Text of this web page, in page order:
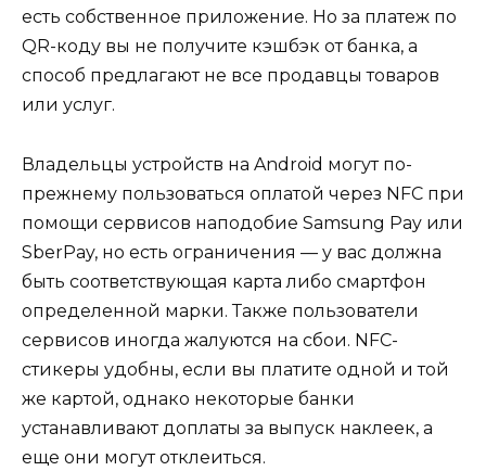
есть собственное приложение. Но за платеж по
QR-коду вы не получите кэшбэк от банка, а
способ предлагают не все продавцы товаров
или услуг.
Владельцы устройств на Android могут по-
прежнему пользоваться оплатой через NFC при
помощи сервисов наподобие Samsung Pay или
SberPay, но есть ограничения — у вас должна
быть соответствующая карта либо смартфон
определенной марки. Также пользователи
сервисов иногда жалуются на сбои. NFC-
стикеры удобны, если вы платите одной и той
же картой, однако некоторые банки
устанавливают доплаты за выпуск наклеек, а
еще они могут отклеиться.